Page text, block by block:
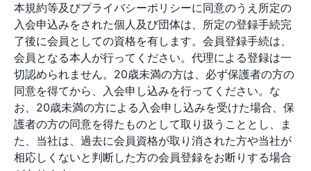
本規約等及びプライバシーポリシーに同意のうえ所定の
入会申込みをされた個人及び団体は、所定の登録手続完
了後に会員としての資格を有します。会員登録手続は、
会員となる本人が行ってください。代理による登録は一
切認められません。20歳未満の方は、必ず保護者の方の
同意を得てから、入会申し込みを行ってください。な
お、20歳未満の方による入会申し込みを受けた場合、保
護者の方の同意を得たものとして取り扱うこととし、ま
た、当社は、過去に会員資格が取り消された方や当社が
相応しくないと判断した方の会員登録をお断りする場合